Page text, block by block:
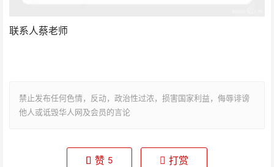
联系人蔡老师
禁止发布任何色情，反动，政治性过浓，损害国家利益，侮辱诽谤
他人或诋毁华人网及会员的言论
赞 5 打赏